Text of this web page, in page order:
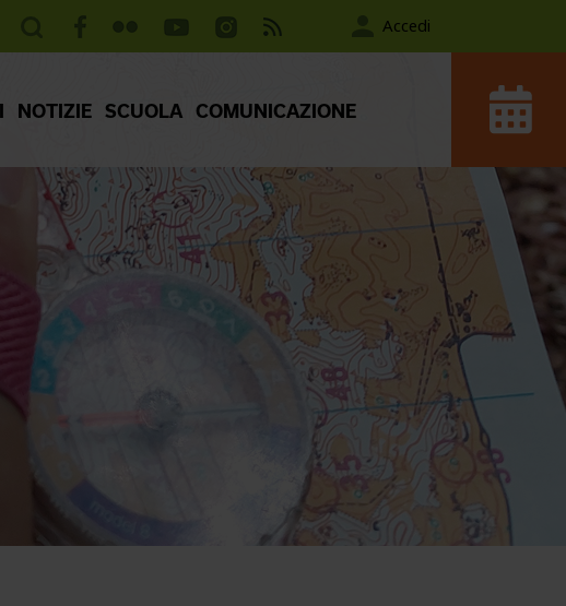
Accedi
NOTIZIE SCUOLA COMUNICAZIONE